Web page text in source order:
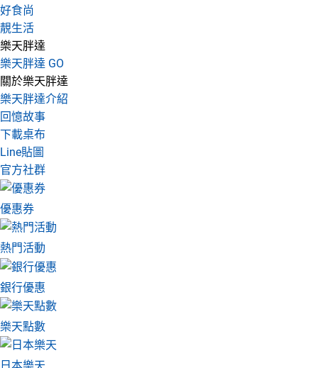
好食尚
靚生活
樂天胖達
樂天胖達 GO
關於樂天胖達
樂天胖達介紹
回憶故事
下載桌布
Line貼圖
官方社群
優惠券
熱門活動
銀行優惠
樂天點數